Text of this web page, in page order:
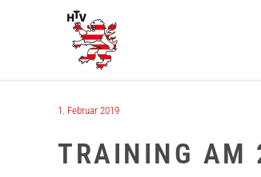
1. Februar 2019
TRAINING AM